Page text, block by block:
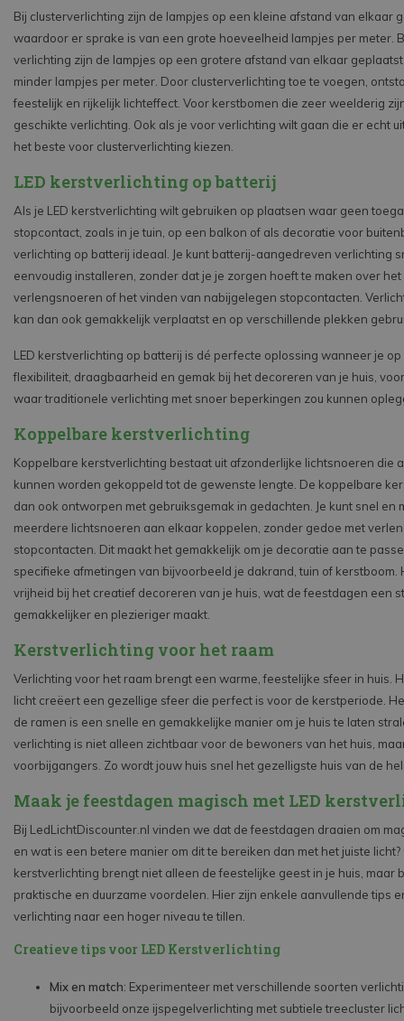
Bij clusterverlichting zijn de lampjes op een kleine afstand van elkaar
waardoor er sprake is van een grote hoeveelheid lampjes per meter.
verlichting zijn de lampjes op een grotere afstand van elkaar
minder lampjes per meter. Door clusterverlichting toe te voegen,
feestelijk en rijkelijk lichteffect. Voor kerstbomen die zeer weelderig
geschikte verlichting. Ook als je voor verlichting wilt gaan die er echt
het beste voor clusterverlichting kiezen.
LED kerstverlichting op batterij
Als je LED kerstverlichting wilt gebruiken op plaatsen waar geen
stopcontact, zoals in je tuin, op een balkon of als decoratie voor
verlichting op batterij ideaal. Je kunt batterij-aangedreven verlichting
eenvoudig installeren, zonder dat je je zorgen hoeft te maken over
verlengsnoeren of het vinden van nabijgelegen stopcontacten.
kan dan ook gemakkelijk verplaatst en op verschillende plekken
LED kerstverlichting op batterij is dé perfecte oplossing wanneer je
flexibiliteit, draagbaarheid en gemak bij het decoreren van je huis,
waar traditionele verlichting met snoer beperkingen zou kunnen
Koppelbare kerstverlichting
Koppelbare kerstverlichting bestaat uit afzonderlijke lichtsnoeren die
kunnen worden gekoppeld tot de gewenste lengte. De koppelbare
dan ook ontworpen met gebruiksgemak in gedachten. Je kunt snel en
meerdere lichtsnoeren aan elkaar koppelen, zonder gedoe met
stopcontacten. Dit maakt het gemakkelijk om je decoratie aan te
specifieke afmetingen van bijvoorbeeld je dakrand, tuin of kerstboom.
vrijheid bij het creatief decoreren van je huis, wat de feestdagen een
gemakkelijker en plezieriger maakt.
Kerstverlichting voor het raam
Verlichting voor het raam brengt een warme, feestelijke sfeer in huis.
licht creëert een gezellige sfeer die perfect is voor de kerstperiode.
de ramen is een snelle en gemakkelijke manier om je huis te laten
verlichting is niet alleen zichtbaar voor de bewoners van het huis,
voorbijgangers. Zo wordt jouw huis snel het gezelligste huis van de
Maak je feestdagen magisch met LED
Bij LedLichtDiscounter.nl vinden we dat de feestdagen draaien om
en wat is een betere manier om dit te bereiken dan met het juiste licht?
kerstverlichting brengt niet alleen de feestelijke geest in je huis, maar
praktische en duurzame voordelen. Hier zijn enkele aanvullende tips
verlichting naar een hoger niveau te tillen.
Creatieve tips voor LED Kerstverlichting
Mix en match: Experimenteer met verschillende soorten
bijvoorbeeld onze ijspegelverlichting met subtiele treecluster